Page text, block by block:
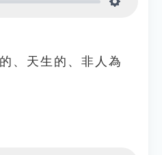
、天生的、非人為